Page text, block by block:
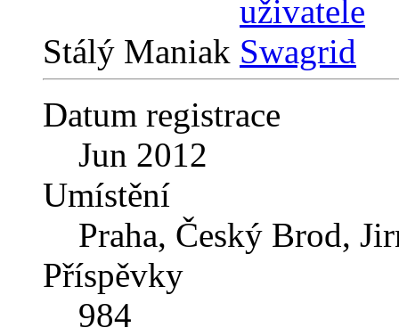
Stálý Maniak
Datum registrace
Jun 2012
Umístění
Praha, Český Brod,
Příspěvky
984